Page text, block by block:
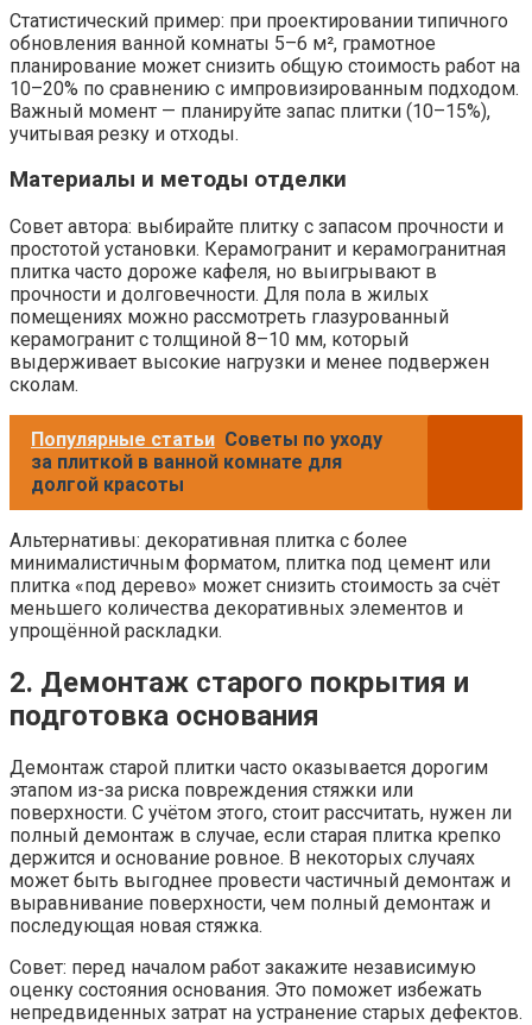
Статистический пример: при проектировании типичного
обновления ванной комнаты 5–6 м², грамотное
планирование может снизить общую стоимость работ на
10–20% по сравнению с импровизированным подходом.
Важный момент — планируйте запас плитки (10–15%),
учитывая резку и отходы.
Материалы и методы отделки
Совет автора: выбирайте плитку с запасом прочности и
простотой установки. Керамогранит и керамогранитная
плитка часто дороже кафеля, но выигрывают в
прочности и долговечности. Для пола в жилых
помещениях можно рассмотреть глазурованный
керамогранит с толщиной 8–10 мм, который
выдерживает высокие нагрузки и менее подвержен
сколам.
Популярные статьи Советы по уходу
за плиткой в ванной комнате для
долгой красоты
Альтернативы: декоративная плитка с более
минималистичным форматом, плитка под цемент или
плитка «под дерево» может снизить стоимость за счёт
меньшего количества декоративных элементов и
упрощённой раскладки.
2. Демонтаж старого покрытия и
подготовка основания
Демонтаж старой плитки часто оказывается дорогим
этапом из-за риска повреждения стяжки или
поверхности. С учётом этого, стоит рассчитать, нужен ли
полный демонтаж в случае, если старая плитка крепко
держится и основание ровное. В некоторых случаях
может быть выгоднее провести частичный демонтаж и
выравнивание поверхности, чем полный демонтаж и
последующая новая стяжка.
Совет: перед началом работ закажите независимую
оценку состояния основания. Это поможет избежать
непредвиденных затрат на устранение старых дефектов.